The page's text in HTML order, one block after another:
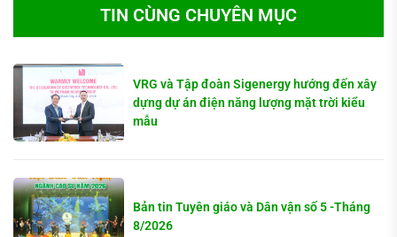
TIN CÙNG CHUYÊN MỤC
VRG và Tập đoàn Sigenergy hướng đến xây
dựng dự án điện năng lượng mặt trời kiểu
mẫu
Bản tin Tuyên giáo và Dân vận số 5 -Tháng
8/2026